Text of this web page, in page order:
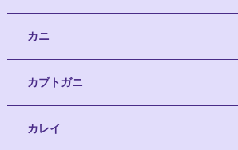
カニ
カブトガニ
カレイ